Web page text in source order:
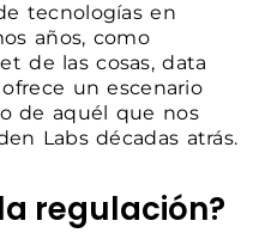
tecnologías en
años, como
de las cosas, data
un escenario
de aquél que nos
Labs décadas atrás.
regulación?